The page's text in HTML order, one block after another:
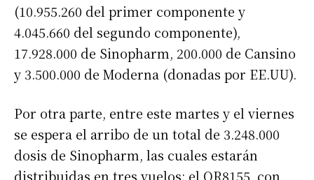
(10.955.260 del primer componente y
4.045.660 del segundo componente),
17.928.000 de Sinopharm, 200.000 de Cansino
y 3.500.000 de Moderna (donadas por EE.UU).
Por otra parte, entre este martes y el viernes
se espera el arribo de un total de 3.248.000
dosis de Sinopharm, las cuales estarán
distribuidas en tres vuelos: el QR8155, con